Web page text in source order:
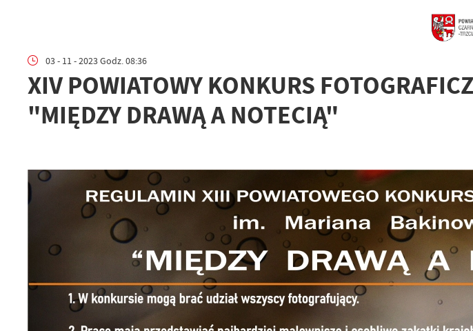
03 - 11 - 2023 Godz. 08:36
XIV POWIATOWY KONKURS
"MIĘDZY DRAWĄ A NOTECIĄ"